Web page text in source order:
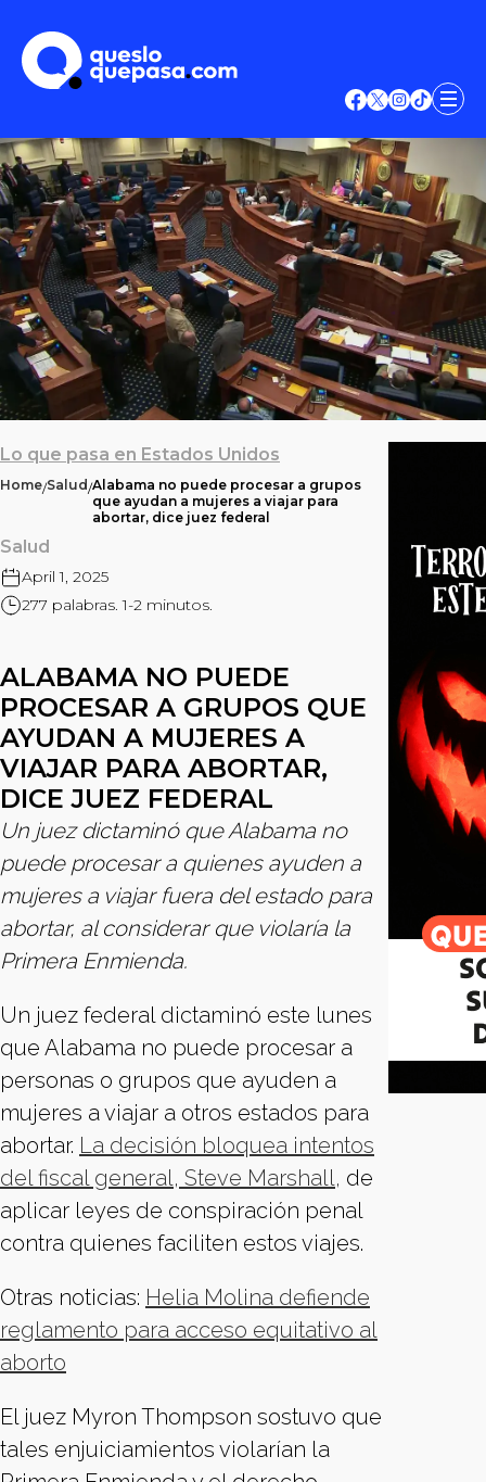
Lo que pasa en Estados Unidos
Home/Salud/Alabama no puede procesar a grupos
que ayudan a mujeres a viajar para
abortar, dice juez federal
Salud
April 1, 2025
277 palabras. 1-2 minutos.
ALABAMA NO PUEDE
PROCESAR A GRUPOS QUE
AYUDAN A MUJERES A
VIAJAR PARA ABORTAR,
DICE JUEZ FEDERAL
Un juez dictaminó que Alabama no
puede procesar a quienes ayuden a
mujeres a viajar fuera del estado para
abortar, al considerar que violaría la
Primera Enmienda.
Un juez federal dictaminó este lunes
que Alabama no puede procesar a
personas o grupos que ayuden a
mujeres a viajar a otros estados para
abortar. La decisión bloquea intentos
del fiscal general, Steve Marshall, de
aplicar leyes de conspiración penal
contra quienes faciliten estos viajes.
Otras noticias: Helia Molina defiende
reglamento para acceso equitativo al
aborto
El juez Myron Thompson sostuvo que
tales enjuiciamientos violarían la